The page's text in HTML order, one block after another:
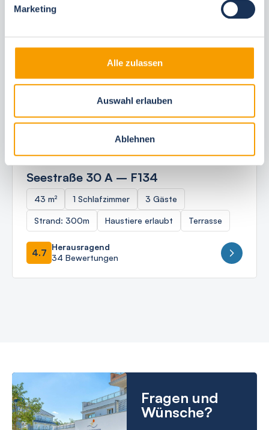
Marketing
Alle zulassen
Auswahl erlauben
Ablehnen
Ostseebad Börgerende
Seestraße 30 A – F134
43 m² 1 Schlafzimmer 3 Gäste
Strand: 300m Haustiere erlaubt Terrasse
4.7
Herausragend
34 Bewertungen
Fragen und
Wünsche?